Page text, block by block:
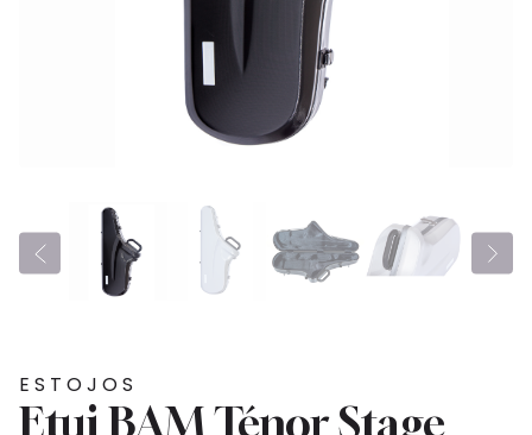
ESTOJOS
Etui BAM Ténor Stage